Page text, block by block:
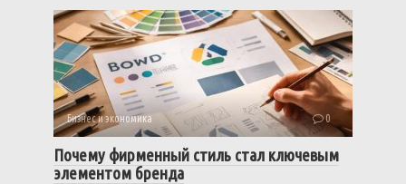
Бизнес и экономика 0
Почему фирменный стиль стал ключевым
элементом бренда